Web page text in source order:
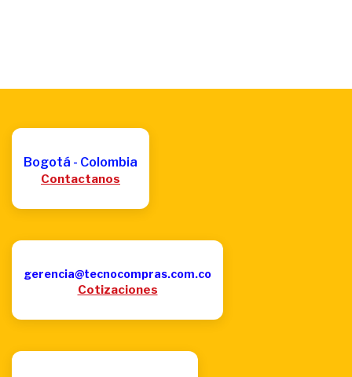
Bogotá - Colombia
Contactanos
gerencia@tecnocompras.com.co
Cotizaciones